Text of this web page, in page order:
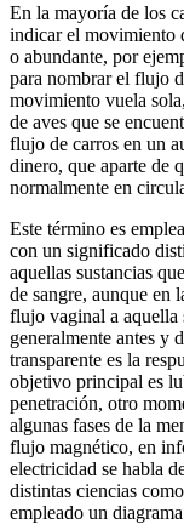
En la mayoría de los
indicar el movimiento
o abundante, por
para nombrar el flujo
movimiento vuela
de aves que se
flujo de carros en un
dinero, que aparte de
normalmente en
Este término es
con un significado
aquellas sustancias
de sangre, aunque en
flujo vaginal a aquella
generalmente antes y
transparente es la
objetivo principal es
penetración, otro
algunas fases de la
flujo magnético, en
electricidad se habla
distintas ciencias
empleado un